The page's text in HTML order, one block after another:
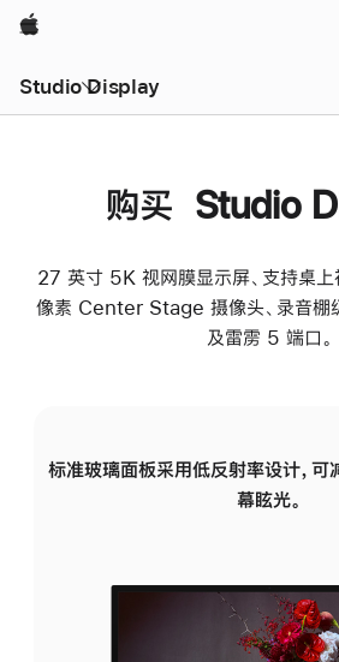
Apple
Studio Display
购买 Studio
27 英寸 5K 视网膜显示屏、支持桌
像素 Center Stage 摄像头、录音棚
及雷雳 5 端口。
标准玻璃面板采用低反射率设计，可
幕眩光。